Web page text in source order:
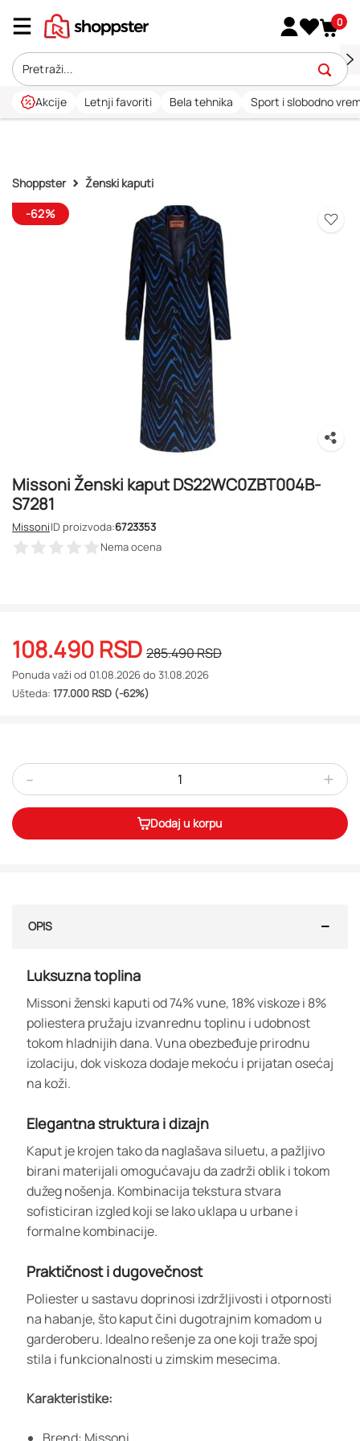
0
Akcije Letnji favoriti Bela tehnika Sport i slobodno
Shoppster
Ženski kaputi
-62%
Missoni Ženski kaput DS22WC0ZBT004B-
S7281
MissoniID proizvoda:6723353
Nema ocena
108.490 RSD 285.490RSD
Ponuda važi od 01.08.2026 do 31.08.2026
Ušteda: 177.000 RSD (-62%)
- +
Dodaj u korpu
OPIS
Luksuzna toplina
Missoni ženski kaputi od 74% vune, 18% viskoze i 8%
poliestera pružaju izvanrednu toplinu i udobnost
tokom hladnijih dana. Vuna obezbeđuje prirodnu
izolaciju, dok viskoza dodaje mekoću i prijatan osećaj
na koži.
Elegantna struktura i dizajn
Kaput je krojen tako da naglašava siluetu, a pažljivo
birani materijali omogućavaju da zadrži oblik i tokom
dužeg nošenja. Kombinacija tekstura stvara
sofisticiran izgled koji se lako uklapa u urbane i
formalne kombinacije.
Praktičnost i dugovečnost
Poliester u sastavu doprinosi izdržljivosti i otpornosti
na habanje, što kaput čini dugotrajnim komadom u
garderoberu. Idealno rešenje za one koji traže spoj
stila i funkcionalnosti u zimskim mesecima.
Karakteristike:
Brend: Missoni